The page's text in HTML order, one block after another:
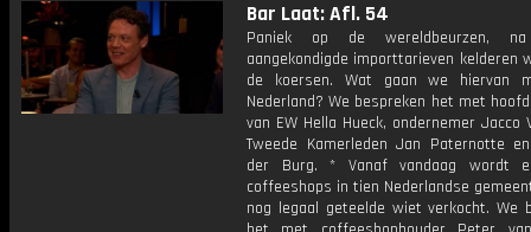
Bar Laat: Afl. 54
Paniek op de wereldbeurzen, na
aangekondigde importtarieven kelderen
de koersen. Wat gaan we hiervan
Nederland? We bespreken het met
van EW Hella Hueck, ondernemer Jacco
Tweede Kamerleden Jan Paternotte
der Burg. * Vanaf vandaag wordt
coffeeshops in tien Nederlandse
nog legaal geteelde wiet verkocht. We